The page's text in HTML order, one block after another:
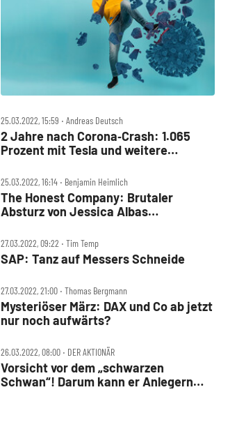
25.03.2022, 15:59 ‧ Andreas Deutsch
2 Jahre nach Corona‑Crash: 1.065
Prozent mit Tesla und weitere
25.03.2022, 16:14 ‧ Benjamin Heimlich
The Honest Company: Brutaler
Absturz von Jessica Albas
27.03.2022, 09:22 ‧ Tim Temp
SAP: Tanz auf Messers Schneide
27.03.2022, 21:00 ‧ Thomas Bergmann
Mysteriöser März: DAX und Co ab jetzt
nur noch aufwärts?
26.03.2022, 08:00 ‧ DER AKTIONÄR
Vorsicht vor dem „schwarzen
Schwan“! Darum kann er Anlegern